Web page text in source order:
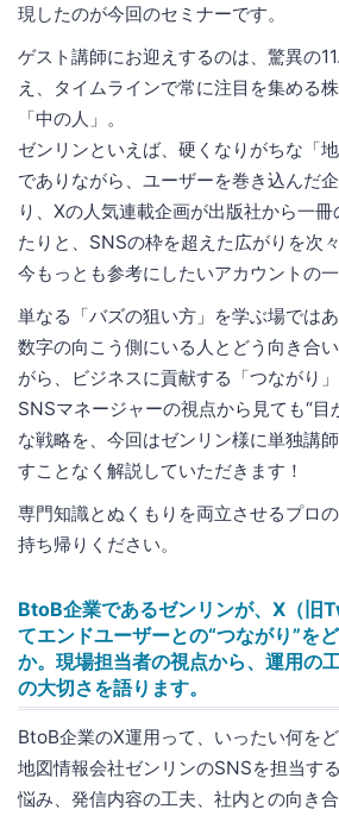
現したのが今回のセミナーです。
ゲスト講師にお迎えするのは、驚異の
え、タイムラインで常に注目を集める
「中の人」。
ゼンリンといえば、硬くなりがちな「
でありながら、ユーザーを巻き込んだ
り、Xの人気連載企画が出版社から一
たりと、SNSの枠を超えた広がりを次
今もっとも参考にしたいアカウントの一
単なる「バズの狙い方」を学ぶ場ではあ
数字の向こう側にいる人とどう向き合
がら、ビジネスに貢献する「つながり
SNSマネージャーの視点から見ても“目
な戦略を、今回はゼンリン様に単独講
すことなく解説していただきます！
専門知識とぬくもりを両立させるプロ
持ち帰りください。
BtoB企業であるゼンリンが、X（旧
てエンドユーザーとの“つながり”を
か。現場担当者の視点から、運用の
の大切さを語ります。
BtoB企業のX運用って、いったい何を
地図情報会社ゼンリンのSNSを担当す
悩み、発信内容の工夫、社内との向き